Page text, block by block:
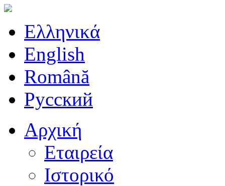
Ελληνικά
English
Română
Русский
Αρχική
Εταιρεία
Ιστορικό